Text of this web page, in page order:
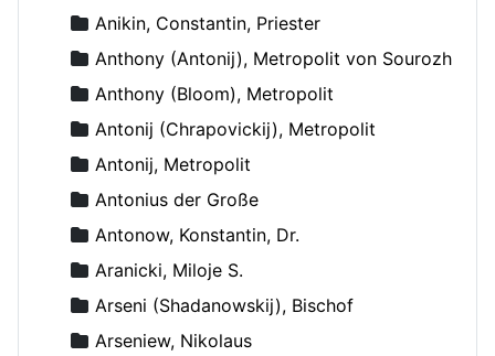
Anikin, Constantin, Priester
Anthony (Antonij), Metropolit von Sourozh
Anthony (Bloom), Metropolit
Antonij (Chrapovickij), Metropolit
Antonij, Metropolit
Antonius der Große
Antonow, Konstantin, Dr.
Aranicki, Miloje S.
Arseni (Shadanowskij), Bischof
Arseniew, Nikolaus